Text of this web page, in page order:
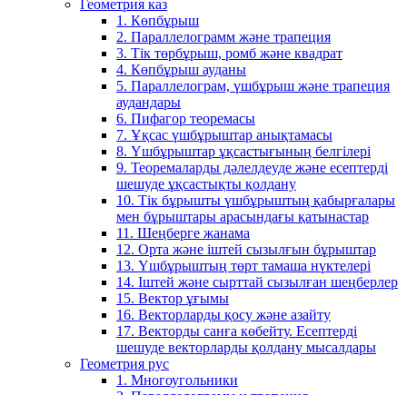
Геометрия каз
1. Көпбұрыш
2. Параллелограмм және трапеция
3. Тік төрбұрыш, ромб және квадрат
4. Көпбұрыш ауданы
5. Параллелограм, үшбұрыш және трапеция
аудандары
6. Пифагор теоремасы
7. Ұқсас үшбұрыштар анықтамасы
8. Үшбұрыштар ұқсастығының белгілері
9. Теоремаларды дәлелдеуде және есептерді
шешуде ұқсастықты қолдану
10. Тік бұрышты үшбұрыштың қабырғалары
мен бұрыштары арасындағы қатынастар
11. Шеңберге жанама
12. Орта және іштей сызылғын бұрыштар
13. Үшбұрыштың төрт тамаша нүктелері
14. Іштей және сырттай сызылған шеңберлер
15. Вектор ұғымы
16. Векторларды қосу және азайту
17. Векторды санға көбейту. Есептерді
шешуде векторларды қолдану мысалдары
Геометрия рус
1. Многоугольники